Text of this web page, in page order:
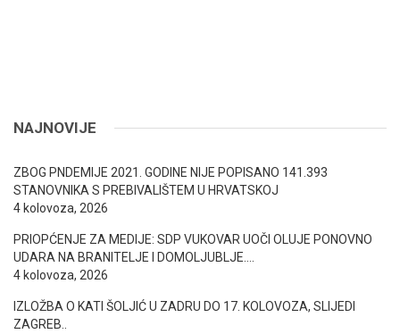
NAJNOVIJE
ZBOG PNDEMIJE 2021. GODINE NIJE POPISANO 141.393
STANOVNIKA S PREBIVALIŠTEM U HRVATSKOJ
4 kolovoza, 2026
PRIOPĆENJE ZA MEDIJE: SDP VUKOVAR UOČI OLUJE PONOVNO
UDARA NA BRANITELJE I DOMOLJUBLJE….
4 kolovoza, 2026
IZLOŽBA O KATI ŠOLJIĆ U ZADRU DO 17. KOLOVOZA, SLIJEDI
ZAGREB..